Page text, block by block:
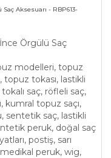
Aksesuarı - RBP613-
Örgülü Saç
modelleri, topuz
tokası, lastikli
saç, röfleli saç,
kumral topuz saçı,
sentetik saç, lastikli
peruk, doğal saç
postiş, sarı
peruk, wig,